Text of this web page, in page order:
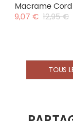
Macrame Cord
9,07 € 12,95 €
TOUS